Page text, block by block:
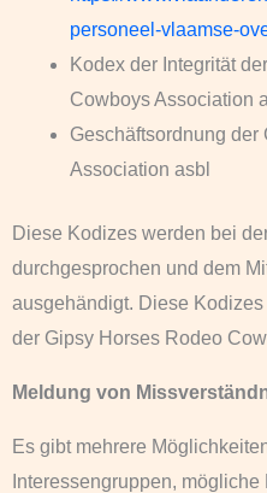
personeel-vlaamse-
Kodex der Integrität
Cowboys Association
Geschäftsordnung
Association asbl
Diese Kodizes werden bei
durchgesprochen und dem
ausgehändigt. Diese
der Gipsy Horses Rodeo
Meldung von
Es gibt mehrere
Interessengruppen,